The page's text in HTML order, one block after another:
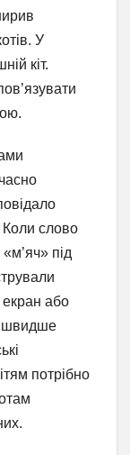
У
кіт.
Коли слово
під
або
швидше
потрібно